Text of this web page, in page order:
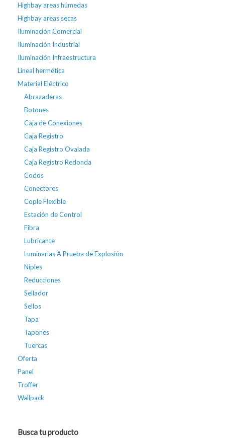
Highbay areas húmedas
Highbay areas secas
Iluminación Comercial
Iluminación Industrial
Iluminación Infraestructura
Lineal hermética
Material Eléctrico
Abrazaderas
Botones
Caja de Conexiones
Caja Registro
Caja Registro Ovalada
Caja Registro Redonda
Codos
Conectores
Cople Flexible
Estación de Control
Fibra
Lubricante
Luminarias A Prueba de Explosión
Niples
Reducciones
Sellador
Sellos
Tapa
Tapones
Tuercas
Oferta
Panel
Troffer
Wallpack
Busca tu producto